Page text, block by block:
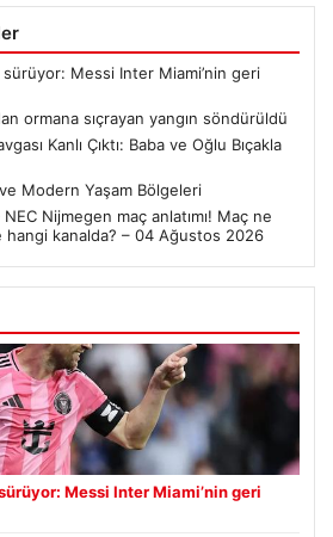
sürüyor: Messi Inter Miami’nin geri
ormana sıçrayan yangın söndürüldü
Kanlı Çıktı: Baba ve Oğlu Bıçakla
Modern Yaşam Bölgeleri
Nijmegen maç anlatımı! Maç ne
hangi kanalda? – 04 Ağustos 2026
Messi Inter Miami’nin geri